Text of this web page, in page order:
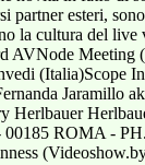
Mendy Fox aka Misterx (Batchass)Margot Lançon Margot Lançon aka EchovisuelleOpie Boero Imwinkelried (Dimanche Rouge)Philippe Chaurand aka AnomeThomas Castel aka Tom Junk Food (Junk Food)Vj Deadpixel Deadpixel aka Deadpixel (Batchass)Yang Yang aka Lei YangZaderatzky Thomas aka Thomas Zaderatzky GermaniaAlex Corbi (Scope Sessions)Alexander Guther aka AlxAnja Abele aka Institut Orange (Emily Triplehead)Annika Labrenz aka Traum_a (X-tractor)Cell InfadelChristian Sonntag aka Chrs Smthng (Scope Sessions)Christiane Philipps (Christiane Philipps & Ayhan Alman)David Bruell aka David Brüll (Node Forum For Digital Arts)Dilini Chrystebel Keethapongalan aka Das Gloeckchen (Emily Triplehead)Elke Radtke aka Juladi (Vj Juladi And Ernesto)Fred Bordfeld aka Fred (Visualberlin)Janina Schlichte aka Space+-Jeanne Charlotte Vogt Vogt aka Jeanne Charlotte Vogt (Node Forum For Digital Arts)Johannes Scherg aka Node Forum For Digital Arts (Node Forum For Digital Arts)Kiritan Flux Flux aka Kiritanfux (Scope Sessions)Lewis D. Nelson aka DevoMalte Steiner aka NotstandskomiteeMauritius Seeger aka Dr.moNick HoppnerNorbert Schoder aka Herr Schoder Von Schallbild (Schallbild Vs. Patrique Piquetero)Patrick